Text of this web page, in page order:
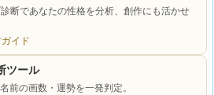
断であなたの性格を分析、創作にも活かせ
イド
ツール
前の画数・運勢を一発判定。